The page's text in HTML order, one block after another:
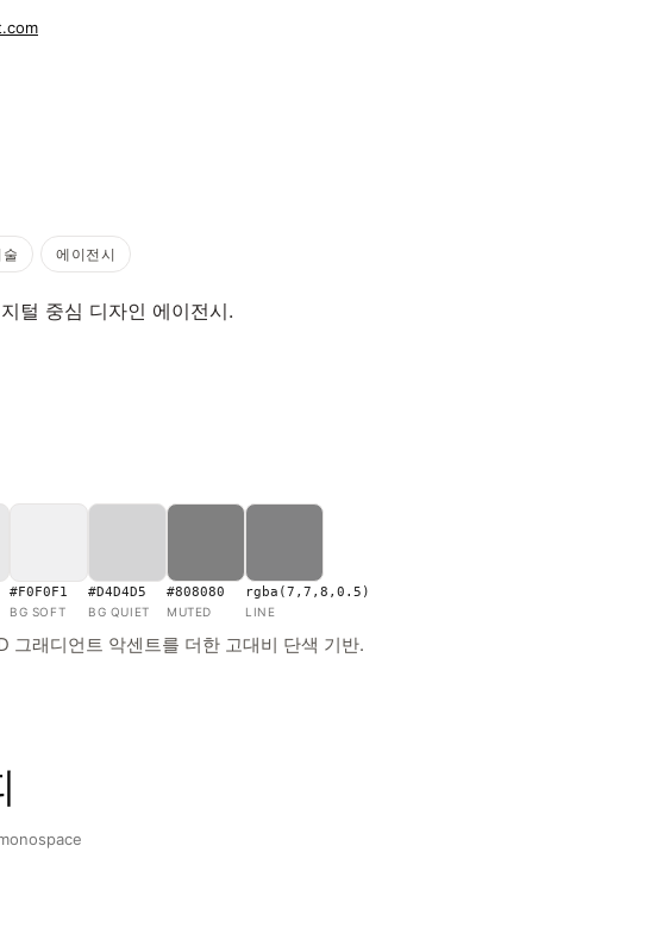
술 에이전시
털 중심 디자인 에이전시.
#F0F0F1
BG SOFT
#D4D4D5
BG QUIET
#808080
MUTED
rgba(7,7,8,0.5)
LINE
그래디언트 악센트를 더한 고대비 단색 기반.